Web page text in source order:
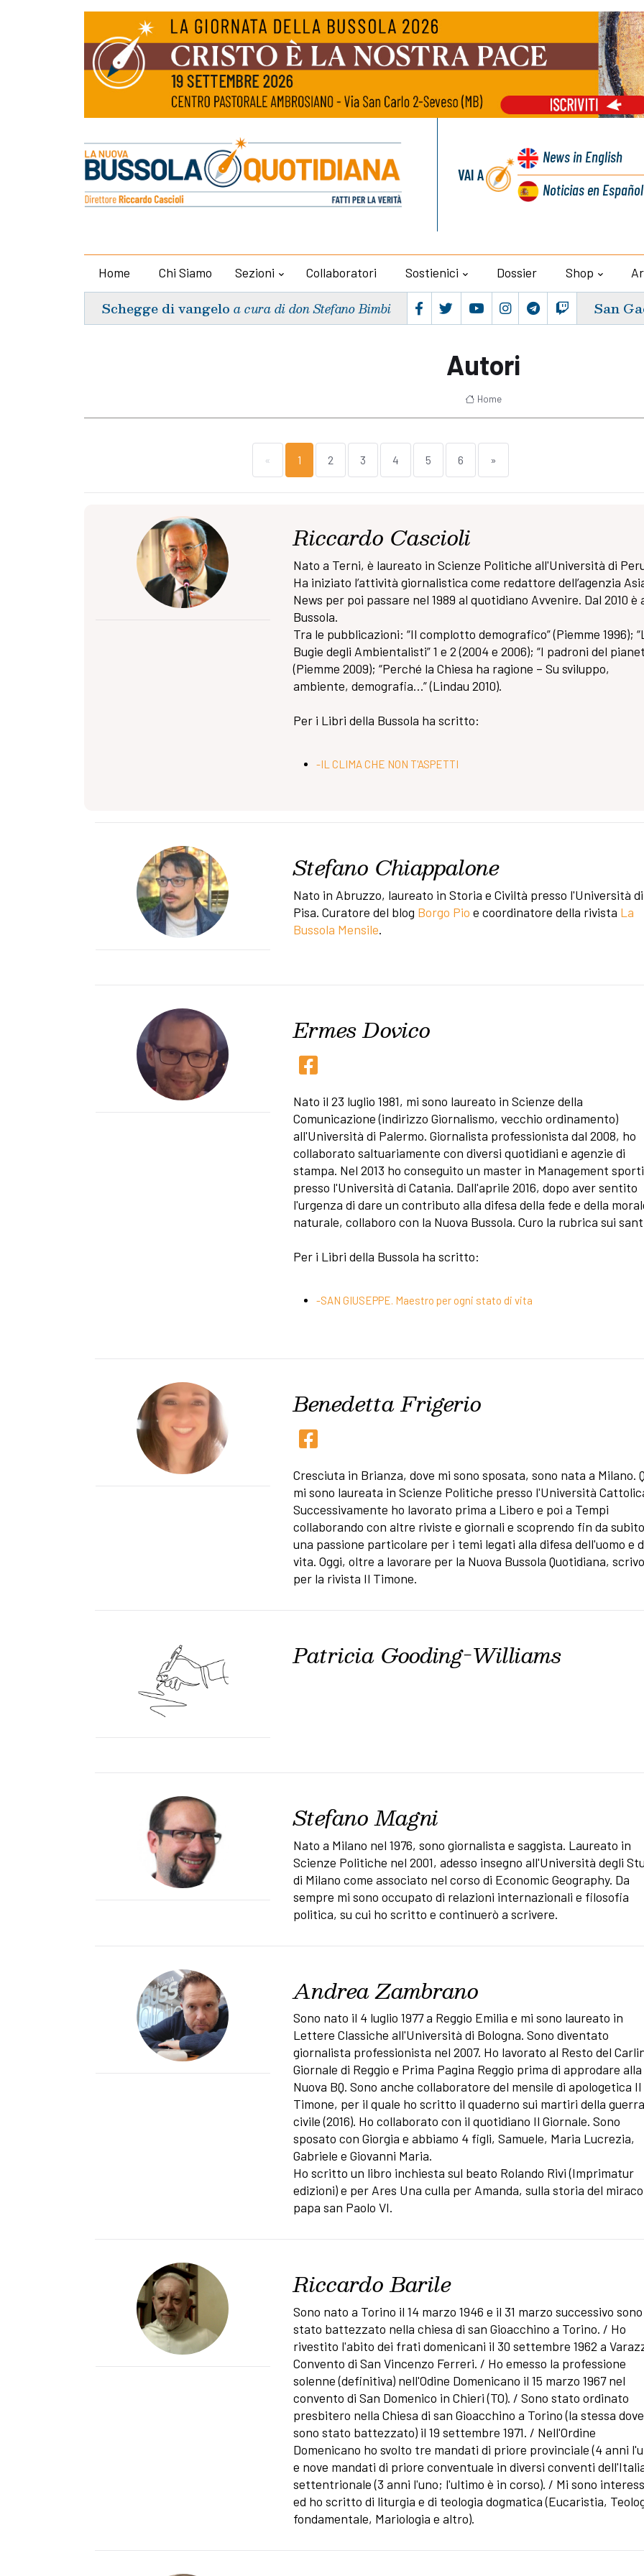
VAI A
Newsin English
Noticiasen Español
Home Chi Siamo Sezioni Collaboratori Sostienici Dossier Shop
Schegge di vangelo a cura di don Stefano Bimbi San
Autori
Home
« 1 2 3 4 5 6 »
Riccardo Cascioli
Nato a Terni, è laureato in Scienze Politiche all'Università di
Ha iniziato l’attività giornalistica come redattore dell’agenzia
News per poi passare nel 1989 al quotidiano Avvenire. Dal 2010 è
Bussola.
Tra le pubblicazioni: “Il complotto demografico” (Piemme 1996);
Bugie degli Ambientalisti” 1 e 2 (2004 e 2006); “I padroni del
(Piemme 2009); “Perché la Chiesa ha ragione – Su sviluppo,
ambiente, demografia…” (Lindau 2010).
Per i Libri della Bussola ha scritto:
-IL CLIMA CHE NON T'ASPETTI
Stefano Chiappalone
Nato in Abruzzo, laureato in Storia e Civiltà presso l'Università di
Pisa. Curatore del blog Borgo Pio e coordinatore della rivista La
Bussola Mensile.
Ermes Dovico
Nato il 23 luglio 1981, mi sono laureato in Scienze della
Comunicazione (indirizzo Giornalismo, vecchio ordinamento)
all'Università di Palermo. Giornalista professionista dal 2008, ho
collaborato saltuariamente con diversi quotidiani e agenzie di
stampa. Nel 2013 ho conseguito un master in Management
presso l'Università di Catania. Dall'aprile 2016, dopo aver sentito
l'urgenza di dare un contributo alla difesa della fede e della
naturale, collaboro con la Nuova Bussola. Curo la rubrica sui
Per i Libri della Bussola ha scritto:
-SAN GIUSEPPE. Maestro per ogni stato di vita
Benedetta Frigerio
Cresciuta in Brianza, dove mi sono sposata, sono nata a Milano.
mi sono laureata in Scienze Politiche presso l'Università
Successivamente ho lavorato prima a Libero e poi a Tempi
collaborando con altre riviste e giornali e scoprendo fin da subito
una passione particolare per i temi legati alla difesa dell'uomo e
vita. Oggi, oltre a lavorare per la Nuova Bussola Quotidiana, scrivo
per la rivista Il Timone.
Patricia Gooding-Williams
Stefano Magni
Nato a Milano nel 1976, sono giornalista e saggista. Laureato in
Scienze Politiche nel 2001, adesso insegno all'Università degli
di Milano come associato nel corso di Economic Geography. Da
sempre mi sono occupato di relazioni internazionali e filosofia
politica, su cui ho scritto e continuerò a scrivere.
Andrea Zambrano
Sono nato il 4 luglio 1977 a Reggio Emilia e mi sono laureato in
Lettere Classiche all'Università di Bologna. Sono diventato
giornalista professionista nel 2007. Ho lavorato al Resto del
Giornale di Reggio e Prima Pagina Reggio prima di approdare alla
Nuova BQ. Sono anche collaboratore del mensile di apologetica Il
Timone, per il quale ho scritto il quaderno sui martiri della guerra
civile (2016). Ho collaborato con il quotidiano Il Giornale. Sono
sposato con Giorgia e abbiamo 4 figli, Samuele, Maria Lucrezia,
Gabriele e Giovanni Maria.
Ho scritto un libro inchiesta sul beato Rolando Rivi (Imprimatur
edizioni) e per Ares Una culla per Amanda, sulla storia del
papa san Paolo VI.
Riccardo Barile
Sono nato a Torino il 14 marzo 1946 e il 31 marzo successivo sono
stato battezzato nella chiesa di san Gioacchino a Torino. / Ho
rivestito l'abito dei frati domenicani il 30 settembre 1962 a
Convento di San Vincenzo Ferreri. / Ho emesso la professione
solenne (definitiva) nell'Odine Domenicano il 15 marzo 1967 nel
convento di San Domenico in Chieri (TO). / Sono stato ordinato
presbitero nella Chiesa di san Gioacchino a Torino (la stessa dove
sono stato battezzato) il 19 settembre 1971. / Nell'Ordine
Domenicano ho svolto tre mandati di priore provinciale (4 anni
e nove mandati di priore conventuale in diversi conventi
settentrionale (3 anni l'uno; l'ultimo è in corso). / Mi sono
ed ho scritto di liturgia e di teologia dogmatica (Eucaristia,
fondamentale, Mariologia e altro).